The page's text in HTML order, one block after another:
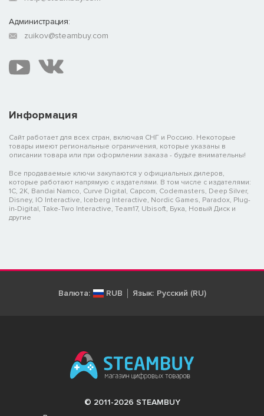
Информация
Сайт работает для всех стран, включая СНГ и Россию. Некоторые
товары имеют региональные ограничения, которые указаны в
описании товара или при оформлении заказа - будьте внимательны!
Все продаваемые ключи закупаются у официальных дилеров,
которые работают напрямую с издателями. В том числе с издателями:
1C, 2K, Bandai Namco, Curve Digital, Capcom, Codemasters, Deep Silver,
Disney, IO Interactive, Iceberg Interactive, Nordic Games, Paradox, Plug-
in-Digital, Take-Two Interactive, Team17, Ubisoft, Бука, Новый Диск и
другие
Администрация:
zuikov@steambuy.com
Валюта: RUB Язык: Русский (RU)
© 2011-2026 STEAMBUY